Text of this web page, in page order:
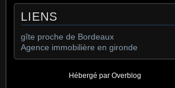
LIENS
gîte proche de Bordeaux
Agence immobilière en gironde
Hébergé par Overblog